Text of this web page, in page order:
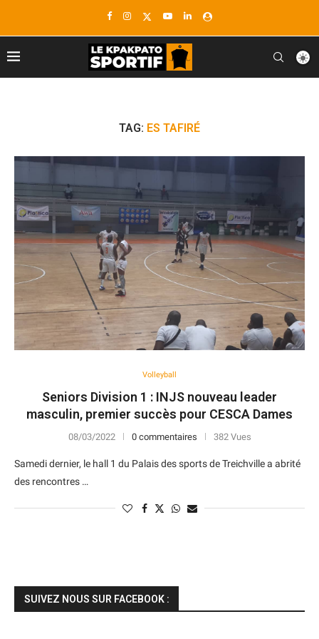
TAG: ES TAFIRÉ
Volleyball
Seniors Division 1 : INJS nouveau leader
masculin, premier succès pour CESCA Dames
08/03/2022 0 commentaires 382 Vues
Samedi dernier, le hall 1 du Palais des sports de Treichville a abrité
des rencontres …
SUIVEZ NOUS SUR FACEBOOK :